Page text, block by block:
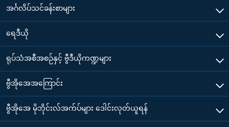
အင်္ဂလိပ်သင်ခန်းစာများ
ရေဒီယို
ရုပ်သံအစီအစဉ်နှင့် ဗွီဒီယိုကဏ္ဍများ
ဗွီအိုအေအကြောင်း
ဗွီအိုအေ မိုဘိုင်းလ်အက်ပ်များ ဒေါင်းလုတ်ယူရန်